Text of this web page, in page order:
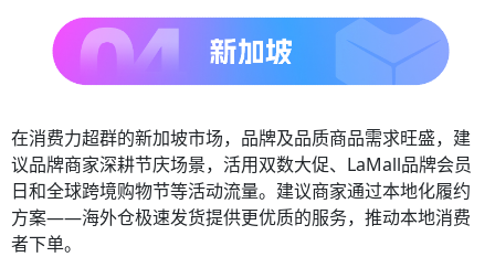
在消费力超群的新加坡市场，品牌及品质商品需求旺盛，建
议品牌商家深耕节庆场景，活用双数大促、LaMall品牌会员
日和全球跨境购物节等活动流量。建议商家通过本地化履约
方案——海外仓极速发货提供更优质的服务，推动本地消费
者下单。